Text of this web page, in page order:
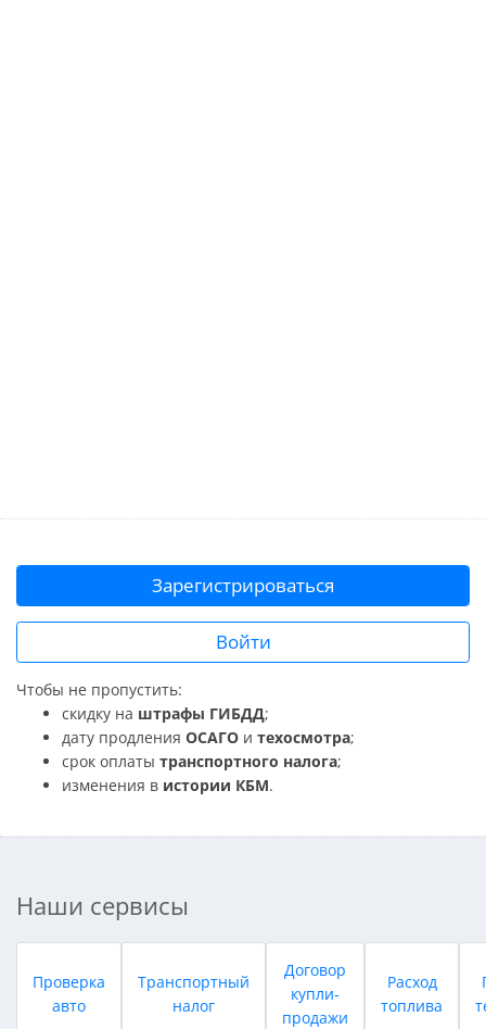
Зарегистрироваться
Войти
Чтобы не пропустить:
скидку на штрафы ГИБДД;
дату продления ОСАГО и техосмотра;
срок оплаты транспортного налога;
изменения в истории КБМ.
Наши сервисы
Проверка
авто
Транспортный
налог
Договор
купли-
продажи
Расход
топлива